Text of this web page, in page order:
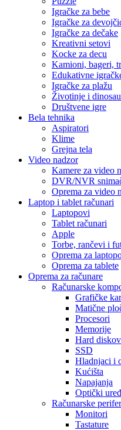
Igračke za bebe
Igračke za
Igračke za dečake
Kreativni setovi
Kocke za decu
Kamioni, bageri,
Edukativne
Igračke za plažu
Životinje i
Društvene igre
Bela tehnika
Aspiratori
Klime
Grejna tela
Video nadzor
Kamere za video
DVR/NVR
Oprema za video
Laptop i tablet računari
Laptopovi
Tablet računari
Apple
Torbe, rančevi i
Oprema za
Oprema za tablete
Oprema za računare
Računarske
Grafičke
Matične
Procesori
Memorije
Hard
SSD
Hladnjaci i
Kućišta
Napajanja
Optički
Računarske
Monitori
Tastature